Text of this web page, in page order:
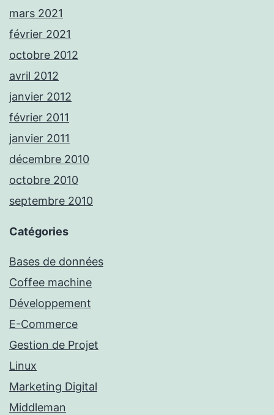
mars 2021
février 2021
octobre 2012
avril 2012
janvier 2012
février 2011
janvier 2011
décembre 2010
octobre 2010
septembre 2010
Catégories
Bases de données
Coffee machine
Développement
E-Commerce
Gestion de Projet
Linux
Marketing Digital
Middleman